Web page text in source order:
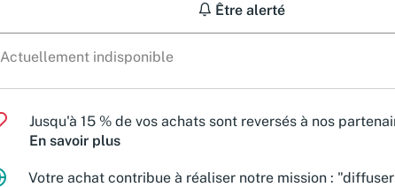
Être alerté
Actuellement indisponible
Jusqu'à 15 % de vos achats sont reversés à nos
En savoir plus
Votre achat contribue à réaliser notre mission :